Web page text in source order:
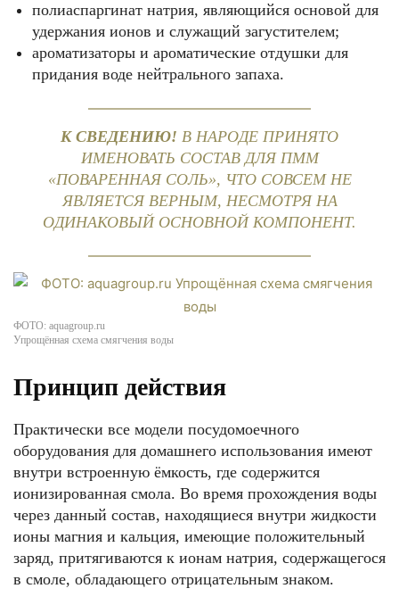
полиаспаргинат натрия, являющийся основой для
удержания ионов и служащий загустителем;
ароматизаторы и ароматические отдушки для
придания воде нейтрального запаха.
К СВЕДЕНИЮ! В НАРОДЕ ПРИНЯТО
ИМЕНОВАТЬ СОСТАВ ДЛЯ ПММ
«ПОВАРЕННАЯ СОЛЬ», ЧТО СОВСЕМ НЕ
ЯВЛЯЕТСЯ ВЕРНЫМ, НЕСМОТРЯ НА
ОДИНАКОВЫЙ ОСНОВНОЙ КОМПОНЕНТ.
ФОТО: aquagroup.ru
Упрощённая схема смягчения воды
Принцип действия
Практически все модели посудомоечного
оборудования для домашнего использования имеют
внутри встроенную ёмкость, где содержится
ионизированная смола. Во время прохождения воды
через данный состав, находящиеся внутри жидкости
ионы магния и кальция, имеющие положительный
заряд, притягиваются к ионам натрия, содержащегося
в смоле, обладающего отрицательным знаком.